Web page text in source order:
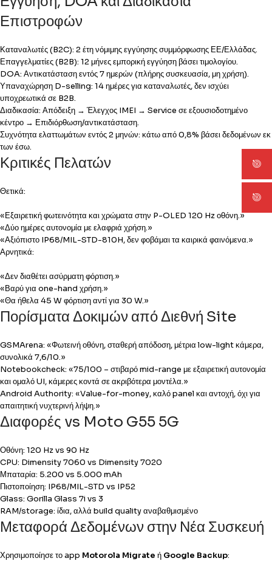
Επιστροφών
Καταναλωτές (B2C): 2 έτη νόμιμης εγγύησης συμμόρφωσης ΕΕ/Ελλάδας.
Επαγγελματίες (B2B): 12 μήνες εμπορική εγγύηση βάσει τιμολογίου.
DOA: Αντικατάσταση εντός 7 ημερών (πλήρης συσκευασία, μη χρήση).
Υπαναχώρηση D-selling: 14 ημέρες για καταναλωτές, δεν ισχύει
υποχρεωτικά σε B2B.
Διαδικασία: Απόδειξη → Έλεγχος IMEI → Service σε εξουσιοδοτημένο
κέντρο → Επιδιόρθωση/αντικατάσταση.
Συχνότητα ελαττωμάτων εντός 2 μηνών: κάτω από 0,8% βάσει δεδομένων εκ
των έσω.
Κριτικές Πελατών
Θετικά:
«Εξαιρετική φωτεινότητα και χρώματα στην P-OLED 120 Hz οθόνη.»
«Δύο ημέρες αυτονομία με ελαφριά χρήση.»
«Αξιόπιστο IP68/MIL-STD-810H, δεν φοβάμαι τα καιρικά φαινόμενα.»
Αρνητικά:
«Δεν διαθέτει ασύρματη φόρτιση.»
«Βαρύ για one-hand χρήση.»
«Θα ήθελα 45 W φόρτιση αντί για 30 W.»
Πορίσματα Δοκιμών από Διεθνή Site
GSMArena: «Φωτεινή οθόνη, σταθερή απόδοση, μέτρια low-light κάμερα,
συνολικά 7,6/10.»
Notebookcheck: «75/100 – στιβαρό mid-range με εξαιρετική αυτονομία
και ομαλό UI, κάμερες κοντά σε ακριβότερα μοντέλα.»
Android Authority: «Value-for-money, καλό panel και αντοχή, όχι για
απαιτητική νυχτερινή λήψη.»
Διαφορές vs Moto G55 5G
Οθόνη: 120 Hz vs 90 Hz
CPU: Dimensity 7060 vs Dimensity 7020
Μπαταρία: 5.200 vs 5.000 mAh
Πιστοποίηση: IP68/MIL-STD vs IP52
Glass: Gorilla Glass 7i vs 3
RAM/storage: ίδια, αλλά build quality αναβαθμισμένο
Μεταφορά Δεδομένων στην Νέα Συσκευή
Χρησιμοποίησε το app Motorola Migrate ή Google Backup: